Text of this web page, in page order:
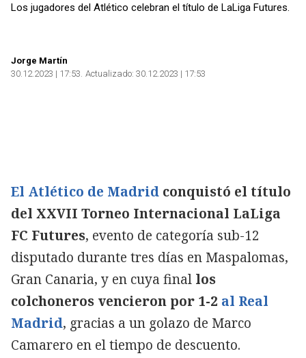
Los jugadores del Atlético celebran el título de LaLiga Futures.
Jorge Martín
30.12.2023 | 17:53 Actualizado: 30.12.2023 | 17:53
El Atlético de Madrid conquistó el título
del XXVII Torneo Internacional LaLiga
FC Futures, evento de categoría sub-12
disputado durante tres días en Maspalomas,
Gran Canaria, y en cuya final los
colchoneros vencieron por 1-2 al Real
Madrid, gracias a un golazo de Marco
Camarero en el tiempo de descuento.